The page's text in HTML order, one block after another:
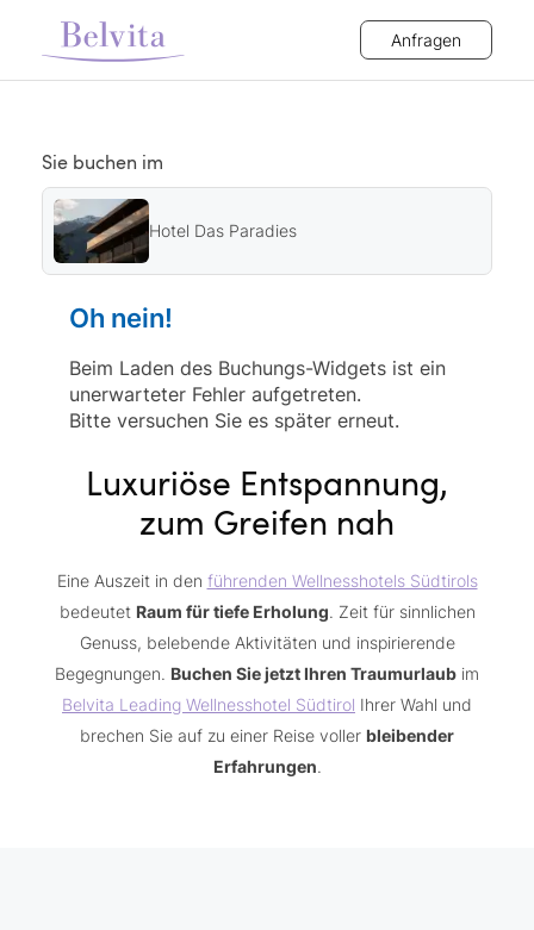
Anfragen
Sie buchen im
Hotel Das Paradies
Oh nein!
Beim Laden des Buchungs-Widgets ist ein
unerwarteter Fehler aufgetreten.
Bitte versuchen Sie es später erneut.
Luxuriöse Entspannung,
zum Greifen nah
Eine Auszeit in den führenden Wellnesshotels Südtirols
bedeutet Raum für tiefe Erholung. Zeit für sinnlichen
Genuss, belebende Aktivitäten und inspirierende
Begegnungen. Buchen Sie jetzt Ihren Traumurlaub im
Belvita Leading Wellnesshotel Südtirol Ihrer Wahl und
brechen Sie auf zu einer Reise voller bleibender
Erfahrungen.